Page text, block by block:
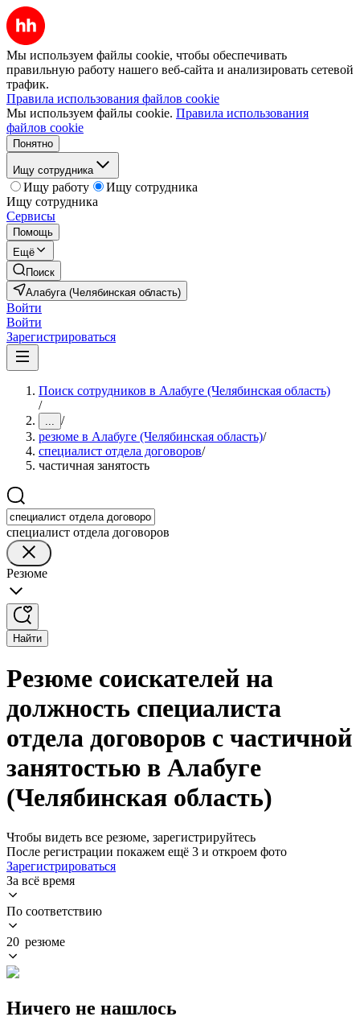
Мы используем файлы cookie, чтобы обеспечивать
правильную работу нашего веб-сайта и анализировать сетевой
трафик.
Правила использования файлов cookie
Мы используем файлы cookie. Правила использования
файлов cookie
Понятно
Ищу сотрудника
Ищу работу
Ищу сотрудника
Ищу сотрудника
Сервисы
Помощь
Ещё
Поиск
Алабуга (Челябинская область)
Войти
Войти
Зарегистрироваться
Поиск сотрудников в Алабуге (Челябинская область)
/
... /
резюме в Алабуге (Челябинская область)/
специалист отдела договоров/
частичная занятость
специалист отдела договоров
Резюме
Найти
Резюме соискателей на
должность специалиста
отдела договоров с частичной
занятостью в Алабуге
(Челябинская область)
Чтобы видеть все резюме, зарегистрируйтесь
После регистрации покажем ещё 3 и откроем фото
Зарегистрироваться
За всё время
По соответствию
20 резюме
Ничего не нашлось